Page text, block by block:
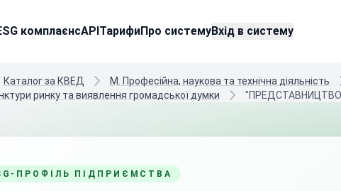
комплаєнсAPIТарифиПро системуВхід в систему
Каталог за КВЕД M. Професійна, наукова та технічна діяльність
ринку та виявлення громадської думки
ПРОФІЛЬ ПІДПРИЄМСТВА